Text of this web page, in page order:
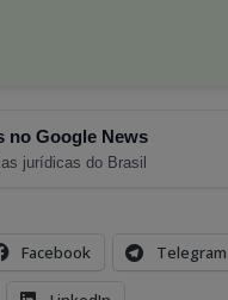
no Google News
jurídicas do Brasil
Facebook Telegram